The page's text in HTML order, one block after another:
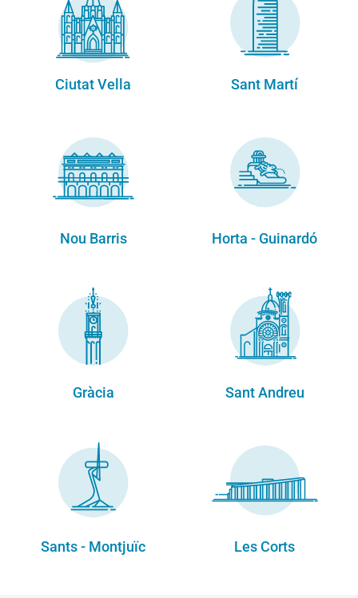
Ciutat Vella Sant Martí
Nou Barris Horta - Guinardó
Gràcia Sant Andreu
Sants - Montjuïc Les Corts